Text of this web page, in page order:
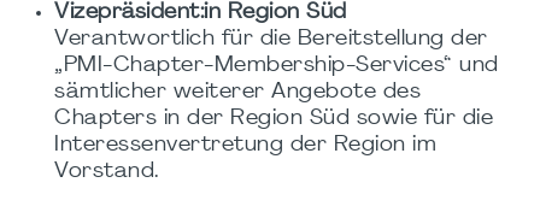
Vizepräsident:in Region Süd
Verantwortlich für die Bereitstellung der
„PMI-Chapter-Membership-Services“ und
sämtlicher weiterer Angebote des
Chapters in der Region Süd sowie für die
Interessenvertretung der Region im
Vorstand.